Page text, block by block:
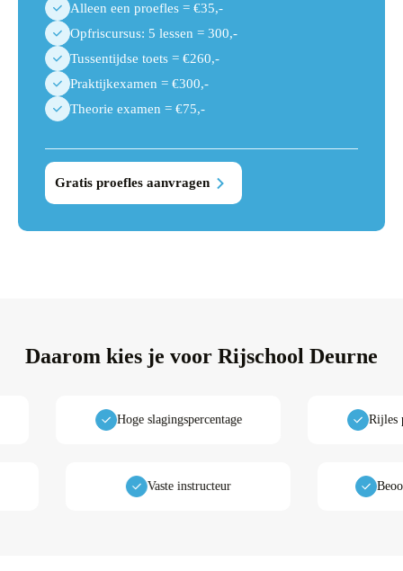
Alleen een proefles = €35,-
Opfriscursus: 5 lessen = 300,-
Tussentijdse toets = €260,-
Praktijkexamen = €300,-
Theorie examen = €75,-
Gratis proefles aanvragen
Daarom kies je voor Rijschool Deurne
Hoge slagingspercentage Rijles
Vaste instructeur